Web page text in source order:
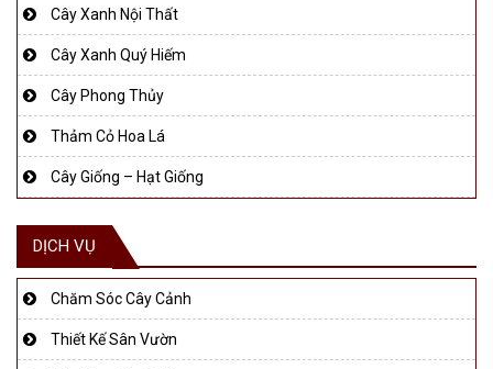
Cây Xanh Nội Thất
Cây Xanh Quý Hiếm
Cây Phong Thủy
Thảm Cỏ Hoa Lá
Cây Giống – Hạt Giống
DỊCH VỤ
Chăm Sóc Cây Cảnh
Thiết Kế Sân Vườn